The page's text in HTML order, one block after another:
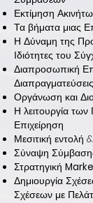
Εκτίμηση
Τα βήματα μιας
Η Δύναμη της
Ιδιότητες του
Διαπροσωπική
Διαπραγματεύσεις
Οργάνωση και
Η λειτουργία
Επιχείρηση
Μεσιτική εντολή
Σύναψη
Στρατηγική
Δημιουργία
Σχέσεων με